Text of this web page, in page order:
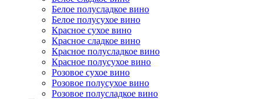
Белое полусладкое вино
Белое полусухое вино
Красное сухое вино
Красное сладкое вино
Красное полусладкое вино
Красное полусухое вино
Розовое сухое вино
Розовое полусухое вино
Розовое полусладкое вино